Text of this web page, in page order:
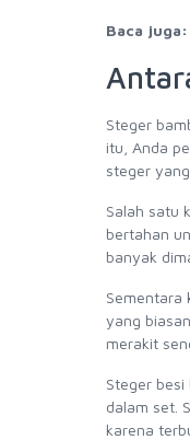
Baca juga:
Steger
itu, Anda
steger
Salah satu
bertahan
banyak
Sementara
yang
merakit
Steger
dalam set.
karena